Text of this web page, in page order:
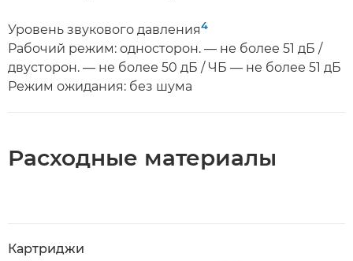
Уровень звукового давления4
Рабочий режим: односторон. — не более 51 дБ /
двусторон. — не более 50 дБ / ЧБ — не более 51 дБ
Режим ожидания: без шума
Расходные материалы
Картриджи